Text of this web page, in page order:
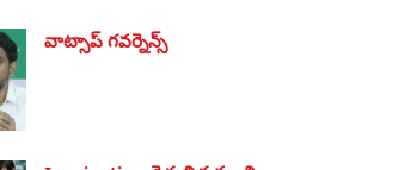
వాట్సాప్ గవర్నెన్స్